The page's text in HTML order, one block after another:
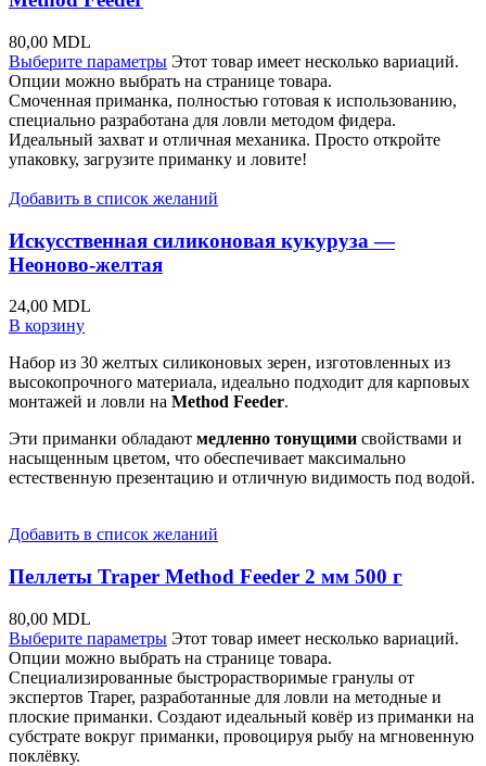
80,00 MDL
Выберите параметры Этот товар имеет несколько вариаций.
Опции можно выбрать на странице товара.
Смоченная приманка, полностью готовая к использованию,
специально разработана для ловли методом фидера.
Идеальный захват и отличная механика. Просто откройте
упаковку, загрузите приманку и ловите!
Добавить в список желаний
Искусственная силиконовая кукуруза —
Неоново-желтая
24,00 MDL
В корзину
Набор из 30 желтых силиконовых зерен, изготовленных из
высокопрочного материала, идеально подходит для карповых
монтажей и ловли на Method Feeder.
Эти приманки обладают медленно тонущими свойствами и
насыщенным цветом, что обеспечивает максимально
естественную презентацию и отличную видимость под водой.
Добавить в список желаний
Пеллеты Traper Method Feeder 2 мм 500 г
80,00 MDL
Выберите параметры Этот товар имеет несколько вариаций.
Опции можно выбрать на странице товара.
Специализированные быстрорастворимые гранулы от
экспертов Traper, разработанные для ловли на методные и
плоские приманки. Создают идеальный ковёр из приманки на
субстрате вокруг приманки, провоцируя рыбу на мгновенную
поклёвку.